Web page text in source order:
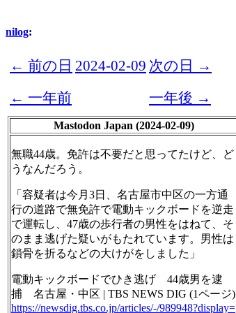
nilog:
← 前の日 2024-02-09 次の日 →
← 一年前
一年後 →
Mastodon Japan (2024-02-09)
無職44歳。免許は不要だと思ってたけど、ど
うなんだろう。
「容疑者は今月3日、名古屋市中区の一方通
行の道路で無免許で電動キックボードを逆走
で運転し、47歳の歩行者の男性をはねて、そ
のまま逃げた疑いがもたれています。男性は
鎖骨を折るなどの大けがをしました」
電動キックボードでひき逃げ 44歳男を逮
捕 名古屋・中区 | TBS NEWS DIG (1ページ)
https://newsdig.tbs.co.jp/articles/-/989948?display=